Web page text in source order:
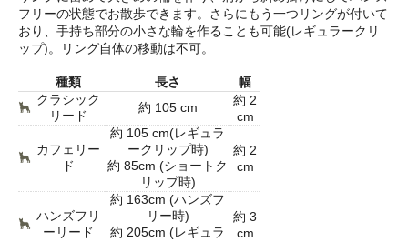
フリーの状態でお散歩できます。さらにもう一つリングが付いて
おり、手持ち部分の小さな輪を作ることも可能(レギュラークリ
ップ)。リング自体の移動は不可。
種類 長さ
幅
クラシック
リード
約 105 cm
約 2
cm
カフェリー
ド
約 105 cm(レギュラ
ークリップ時)
約 85cm (ショートク
リップ時)
約 2
cm
ハンズフリ
ーリード
約 163cm (ハンズフ
リー時)
約 205cm (レギュラ
約 3
cm